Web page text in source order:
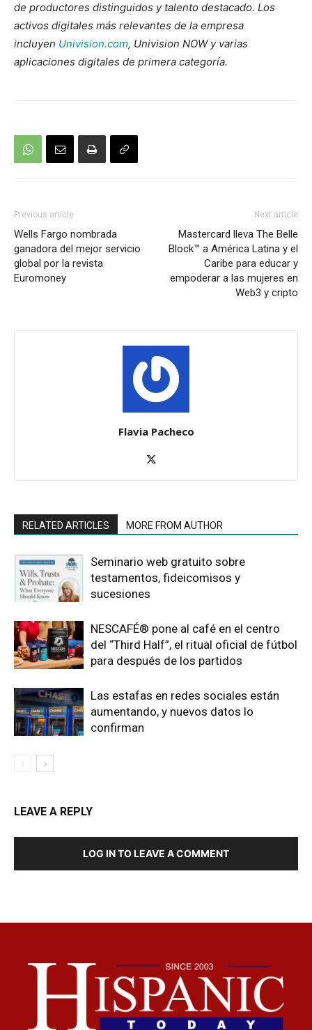
de productores distinguidos y talento destacado. Los
activos digitales más relevantes de la empresa
incluyen Univision.com, Univision NOW y varias
aplicaciones digitales de primera categoría.
Previous article
Wells Fargo nombrada
ganadora del mejor servicio
global por la revista
Euromoney
Next article
Mastercard lleva The Belle
Block™ a América Latina y el
Caribe para educar y
empoderar a las mujeres en
Web3 y cripto
Flavia Pacheco
RELATED ARTICLES MORE FROM AUTHOR
Seminario web gratuito sobre
testamentos, fideicomisos y
sucesiones
NESCAFÉ® pone al café en el centro
del “Third Half”, el ritual oficial de fútbol
para después de los partidos
Las estafas en redes sociales están
aumentando, y nuevos datos lo
confirman
LEAVE A REPLY
LOG IN TO LEAVE A COMMENT